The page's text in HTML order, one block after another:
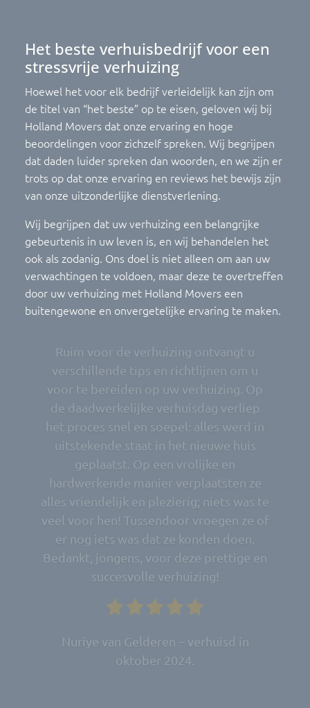
Het beste verhuisbedrijf voor een
stressvrije verhuizing
Hoewel het voor elk bedrijf verleidelijk kan zijn om
de titel van “het beste” op te eisen, geloven wij bij
Holland Movers dat onze ervaring en hoge
beoordelingen voor zichzelf spreken. Wij begrijpen
dat daden luider spreken dan woorden, en we zijn er
trots op dat onze ervaring en reviews het bewijs zijn
van onze uitzonderlijke dienstverlening.
Wij begrijpen dat uw verhuizing een belangrijke
gebeurtenis in uw leven is, en wij behandelen het
ook als zodanig. Ons doel is niet alleen om aan uw
verwachtingen te voldoen, maar deze te overtreffen
door uw verhuizing met Holland Movers een
buitengewone en onvergetelijke ervaring te maken.
Voor een verhuizing Nederland-België
zijn wij erg onder de indruk van de
service van Holland Movers. Het kantoor
is snel met reageren en quotatie.
Veranderingen en bestellingen worden
snel verwerkt. Wij hadden het genoegen
te werken met Carlos en Dave. Hun
houding was professioneel en ze
werkten snel.
Bart A. – verhuisd september 2025